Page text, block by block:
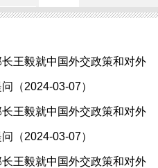
王毅就中国外交政策和对外
（2024-03-07）
王毅就中国外交政策和对外
（2024-03-07）
王毅就中国外交政策和对外